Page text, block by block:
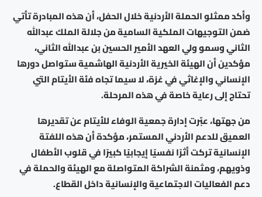
وأكد ممثلو الحملة الأردنية خلال الحفل، أن هذه المبادرة تأتي
ضمن التوجيهات الملكية السامية من جلالة الملك عبدالله
الثاني وسمو ولي العهد الأمير الحسين بن عبدالله الثاني،
مؤكدين أن الهيئة الخيرية الأردنية الهاشمية ستواصل دورها
الإنساني والإغاثي في غزة، لا سيما تجاه فئة الأيتام التي
تحتاج إلى رعاية خاصة في هذه المرحلة.
من جهتها، عبّرت إدارة جمعية الوفاء للأيتام عن تقديرها
العميق للدعم الأردني المستمر، مؤكدة أن هذه اللفتة
الإنسانية تركت أثرًا نفسيًا إيجابيًا كبيرًا في قلوب الأطفال
وذويهم، ومثمنة الشراكة المتواصلة مع الهيئة والحملة في
دعم الفعاليات الاجتماعية والإنسانية داخل القطاع.